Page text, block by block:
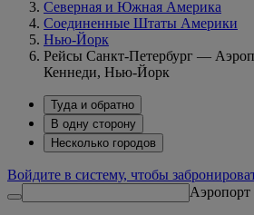
Северная и Южная Америка
Соединенные Штаты Америки
Нью-Йорк
Рейсы Санкт-Петербург —
Кеннеди, Нью-Йорк
Туда и обратно
В одну сторону
Несколько городов
Войдите в систему, чтобы
Аэропорт